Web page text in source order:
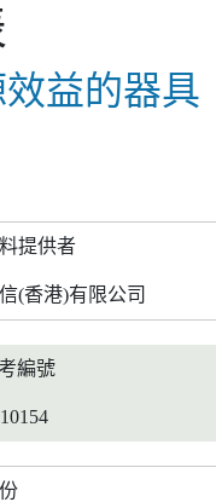
益的器具
提供者
(香港)有限公司
編號